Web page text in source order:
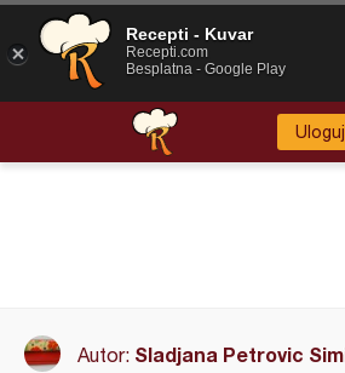
Autor: Sladjana Petrovic
Recepti - Kuvar
Recepti.com
Besplatna - Google Play